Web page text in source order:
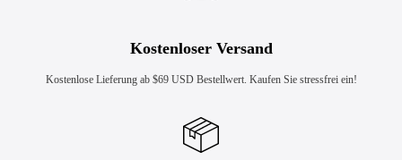
Kostenloser Versand
Kostenlose Lieferung ab $69 USD Bestellwert. Kaufen Sie stressfrei ein!